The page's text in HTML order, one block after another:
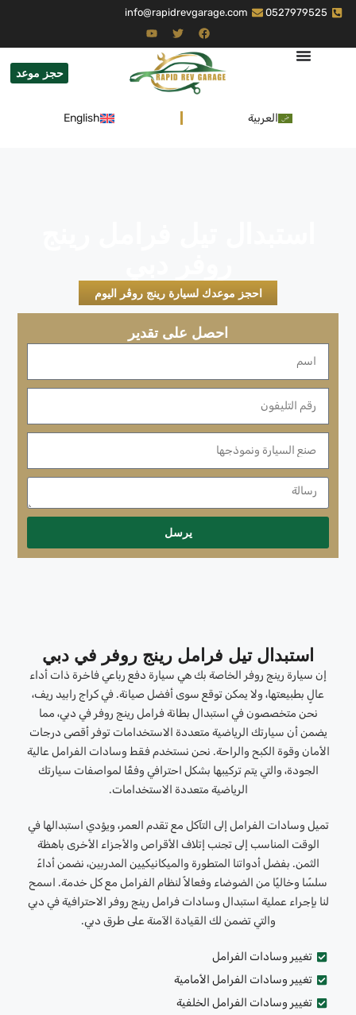
0527979525
info@rapidrevgarage.com
حجز موعد
العربية English
احجز موعدك لسيارة رينج روڤر اليوم
احصل على تقدير
يرسل
استبدال تيل فرامل رينج روفر في دبي
إن سيارة رينج روفر الخاصة بك هي سيارة دفع رباعي فاخرة ذات أداء
عالٍ بطبيعتها، ولا يمكن توقع سوى أفضل صيانة. في كراج رابيد ريف،
نحن متخصصون في استبدال بطانة فرامل رينج روفر في دبي، مما
يضمن أن سيارتك الرياضية متعددة الاستخدامات توفر أقصى درجات
الأمان وقوة الكبح والراحة. نحن نستخدم فقط وسادات الفرامل عالية
الجودة، والتي يتم تركيبها بشكل احترافي وفقًا لمواصفات سيارتك
الرياضية متعددة الاستخدامات.
تميل وسادات الفرامل إلى التآكل مع تقدم العمر، ويؤدي استبدالها في
الوقت المناسب إلى تجنب إتلاف الأقراص والأجزاء الأخرى باهظة
الثمن. بفضل أدواتنا المتطورة والميكانيكيين المدربين، نضمن أداءً
سلسًا وخاليًا من الضوضاء وفعالاً لنظام الفرامل مع كل خدمة. اسمح
لنا بإجراء عملية استبدال وسادات فرامل رينج روفر الاحترافية في دبي
والتي تضمن لك القيادة الآمنة على طرق دبي.
تغيير وسادات الفرامل
تغيير وسادات الفرامل الأمامية
تغيير وسادات الفرامل الخلفية